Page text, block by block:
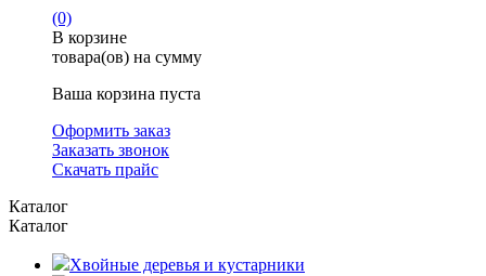
(0)
В корзине
товара(ов) на сумму
Ваша корзина пуста
Оформить заказ
Заказать звонок
Скачать прайс
Каталог
Каталог
Хвойные деревья и кустарники